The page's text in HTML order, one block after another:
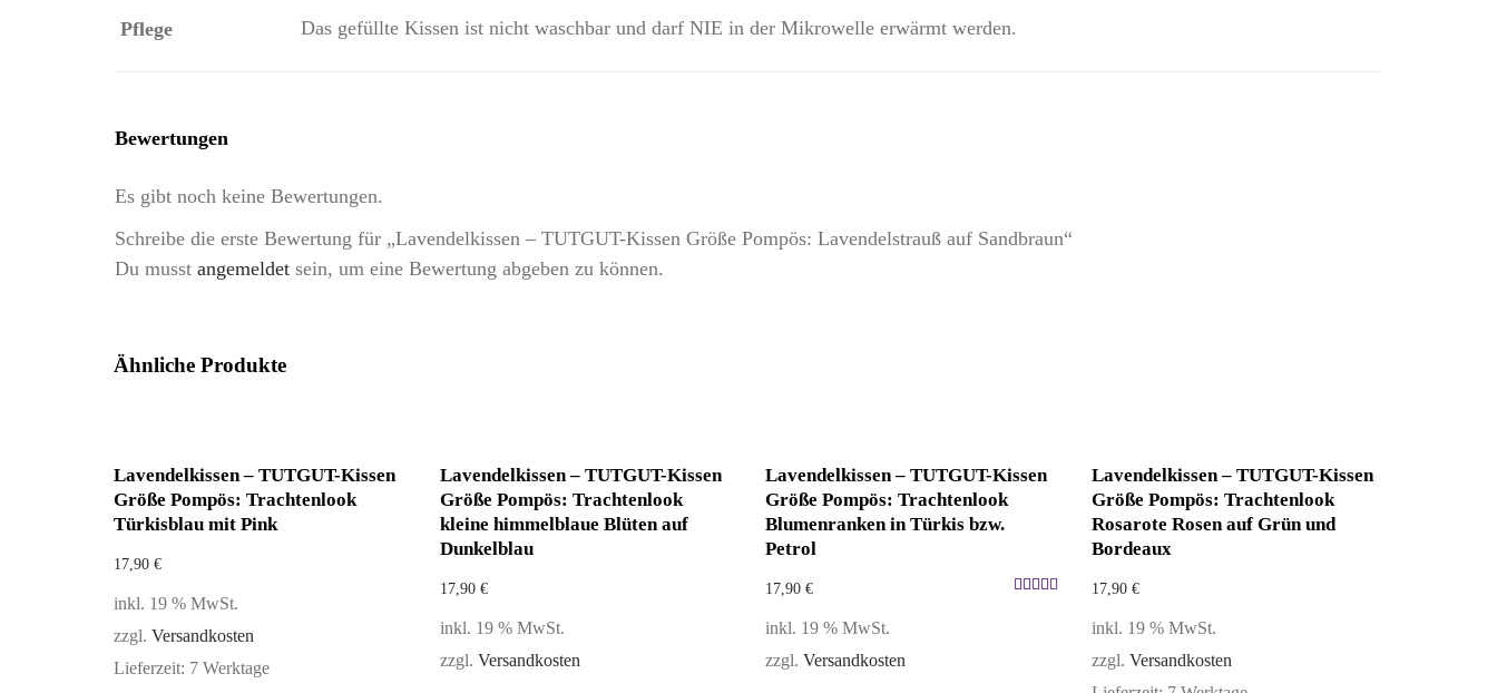
Pflege Das gefüllte Kissen ist nicht waschbar und darf NIE in der Mikrowelle erwärmt werden.
Bewertungen
Es gibt noch keine Bewertungen.
Schreibe die erste Bewertung für „Lavendelkissen – TUTGUT-Kissen Größe Pompös: Lavendelstrauß auf Sandbraun“
Du musst angemeldet sein, um eine Bewertung abgeben zu können.
Ähnliche Produkte
Lavendelkissen – TUTGUT-Kissen
Größe Pompös: Trachtenlook
Türkisblau mit Pink
17,90 €
inkl. 19 % MwSt.
zzgl. Versandkosten
Lieferzeit: 7 Werktage
Lavendelkissen – TUTGUT-Kissen
Größe Pompös: Trachtenlook
kleine himmelblaue Blüten auf
Dunkelblau
17,90 €
inkl. 19 % MwSt.
zzgl. Versandkosten
Lavendelkissen – TUTGUT-Kissen
Größe Pompös: Trachtenlook
Blumenranken in Türkis bzw.
Petrol
17,90 €
inkl. 19 % MwSt.
zzgl. Versandkosten
Lavendelkissen – TUTGUT-Kissen
Größe Pompös: Trachtenlook
Rosarote Rosen auf Grün und
Bordeaux
17,90 €
inkl. 19 % MwSt.
zzgl. Versandkosten